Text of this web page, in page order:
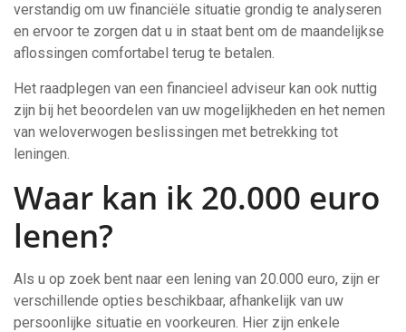
verstandig om uw financiële situatie grondig te analyseren
en ervoor te zorgen dat u in staat bent om de maandelijkse
aflossingen comfortabel terug te betalen.
Het raadplegen van een financieel adviseur kan ook nuttig
zijn bij het beoordelen van uw mogelijkheden en het nemen
van weloverwogen beslissingen met betrekking tot
leningen.
Waar kan ik 20.000 euro
lenen?
Als u op zoek bent naar een lening van 20.000 euro, zijn er
verschillende opties beschikbaar, afhankelijk van uw
persoonlijke situatie en voorkeuren. Hier zijn enkele